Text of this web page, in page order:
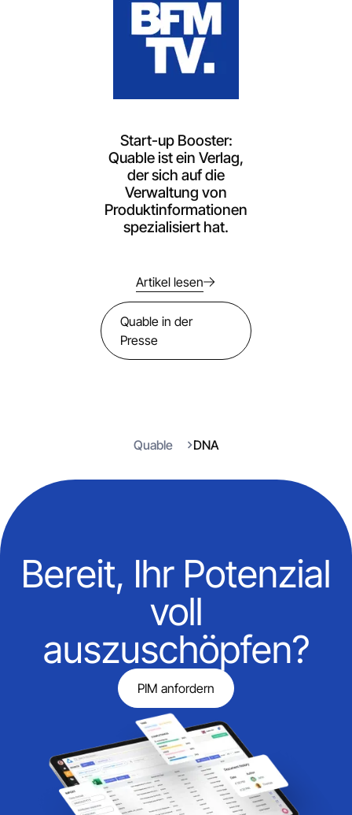
Start-up Booster:
Quable ist ein Verlag,
der sich auf die
Verwaltung von
Produktinformationen
spezialisiert hat.
Artikel lesen
Quable in der
Presse
Quable DNA
Bereit, Ihr Potenzial
voll
auszuschöpfen?
PIM anfordern